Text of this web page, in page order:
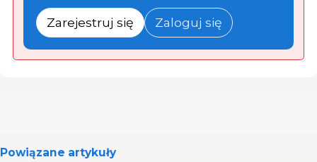
Zarejestruj się Zaloguj się
Powiązane artykuły